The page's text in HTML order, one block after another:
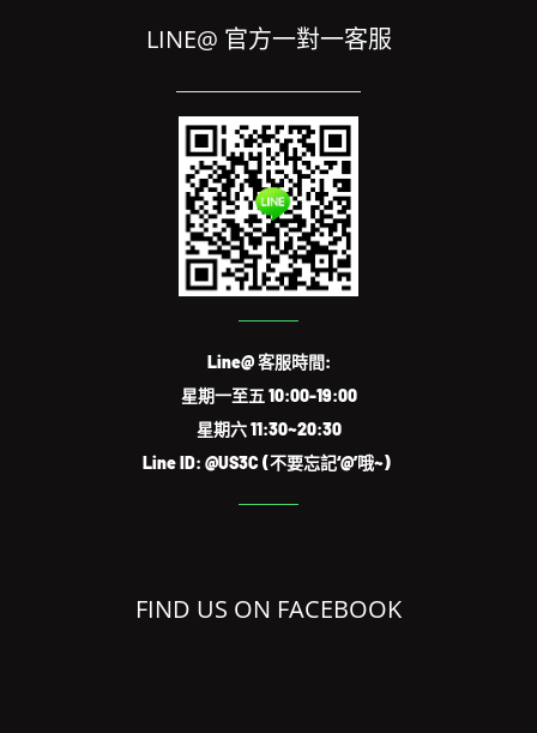
LINE@ 官方一對一客服
Line@ 客服時間:
星期一至五 10:00-19:00
星期六 11:30~20:30
Line ID: @US3C (不要忘記‘@’哦~)
FIND US ON FACEBOOK